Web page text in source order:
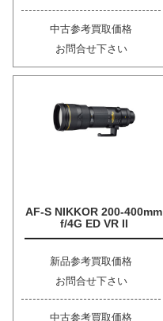
中古参考買取価格
お問合せ下さい
AF-S NIKKOR 200-400mm
f/4G ED VR II
新品参考買取価格
お問合せ下さい
中古参考買取価格